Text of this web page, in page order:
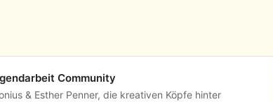
Community
& Esther Penner, die kreativen Köpfe hinter